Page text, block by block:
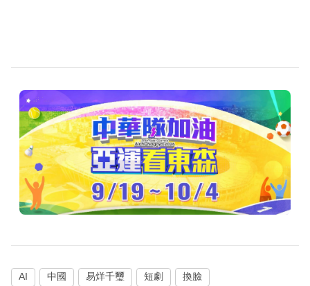
AI 中國 易烊千璽 短劇 換臉